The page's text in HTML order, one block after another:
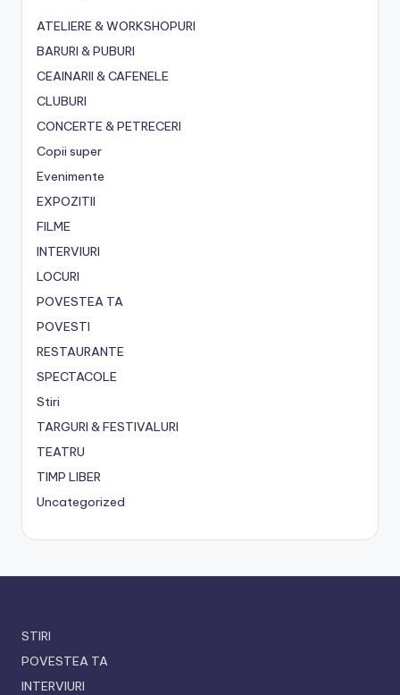
ATELIERE & WORKSHOPURI
BARURI & PUBURI
CEAINARII & CAFENELE
CLUBURI
CONCERTE & PETRECERI
Copii super
Evenimente
EXPOZITII
FILME
INTERVIURI
LOCURI
POVESTEA TA
POVESTI
RESTAURANTE
SPECTACOLE
Stiri
TARGURI & FESTIVALURI
TEATRU
TIMP LIBER
Uncategorized
STIRI
POVESTEA TA
INTERVIURI